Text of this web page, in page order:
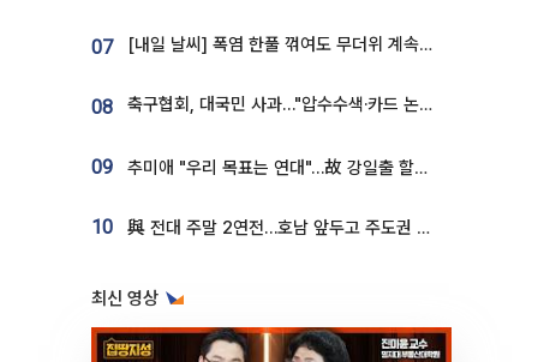
07 [내일 날씨] 폭염 한풀 꺾여도 무더위 계속⋯동해안 이틀 연속 비
08 축구협회, 대국민 사과…"압수수색·카드 논란 사죄, 강도 높은 쇄신"
09 추미애 "우리 목표는 연대"…故 강일출 할머니 흉상 제막
10 與 전대 주말 2연전…호남 앞두고 주도권 다툼
최신 영상